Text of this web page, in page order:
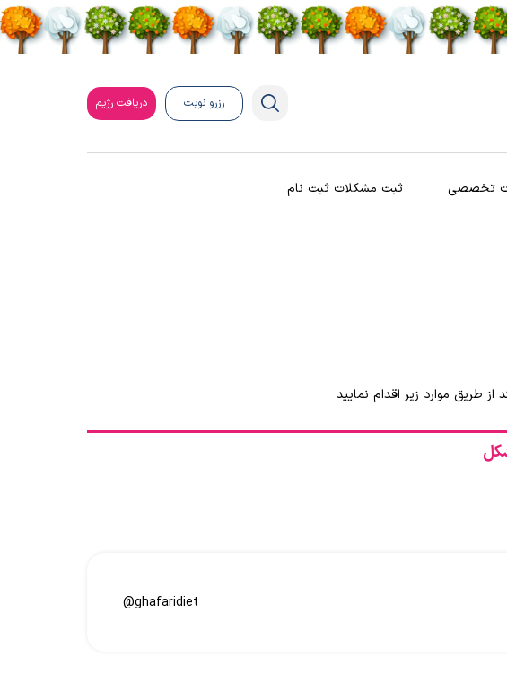
رزرو نوبت دریافت رژیم
تخصصی ثبت مشکلات ثبت نام
از طریق موارد زیر اقدام نمایید
@ghafaridiet